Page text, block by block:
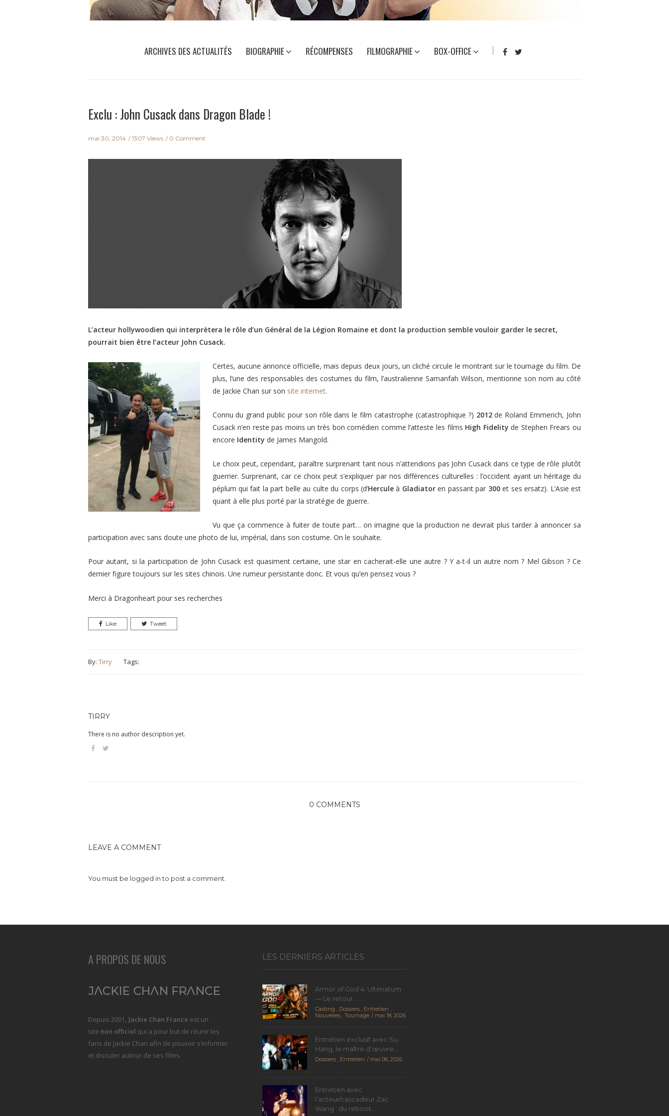
ARCHIVES DES ACTUALITÉS BIOGRAPHIE RÉCOMPENSES FILMOGRAPHIE BOX-OFFICE
Exclu : John Cusack dans Dragon Blade !
mai 30, 2014 1307 Views 0 Comment
L’acteur hollywoodien qui interprètera le rôle d’un Général de la Légion Romaine et dont la production semble vouloir garder le secret,
pourrait bien être l’acteur John Cusack.
Certes, aucune annonce officielle, mais depuis deux jours, un cliché circule le montrant sur le tournage du film. De
plus, l’une des responsables des costumes du film, l’australienne Samanfah Wilson, mentionne son nom au côté
de Jackie Chan sur son site internet.
Connu du grand public pour son rôle dans le film catastrophe (catastrophique ?) 2012de Roland Emmerich, John
Cusack n’en reste pas moins un très bon comédien comme l’atteste les films High Fidelity de Stephen Frears ou
encore Identity de James Mangold.
Le choix peut, cependant, paraître surprenant tant nous n’attendions pas John Cusack dans ce type de rôle plutôt
guerrier. Surprenant, car ce choix peut s’expliquer par nos différences culturelles : l’occident ayant un héritage du
péplum qui fait la part belle au culte du corps (d’Hercule à Gladiatoren passant par 300et ses ersatz). L’Asie est
quant à elle plus porté par la stratégie de guerre.
Vu que ça commence à fuiter de toute part… on imagine que la production ne devrait plus tarder à annoncer sa
participation avec sans doute une photo de lui, impérial, dans son costume. On le souhaite.
Pour autant, si la participation de John Cusack est quasiment certaine, une star en cacherait-elle une autre ? Y a-t-il un autre nom ? Mel Gibson ? Ce
dernier figure toujours sur les sites chinois. Une rumeur persistante donc. Et vous qu’en pensez vous ?
Merci à Dragonheart pour ses recherches
Like Tweet
By: Tirry Tags:
TIRRY
There is no author description yet.
0 COMMENTS
LEAVE A COMMENT
You must be logged into post a comment.
A PROPOS DE NOUS
Depuis 2001, Jackie Chan France est un
site non officiel qui a pour but de réunir les
fans de Jackie Chan afin de pouvoir s’informer
et discuter autour de ses films.
LES DERNIERS ARTICLES
Armor of God 4: Ultimatum
— Le retour...
Casting Dossiers Entretien
Nouvelles Tournage mai 18, 2026
Entretien exclusif avec Su
Hang, le maître d’œuvre...
Dossiers Entretien mai 06, 2026
Entretien avec
l’acteur/cascadeur Zac
Wang : du reboot...